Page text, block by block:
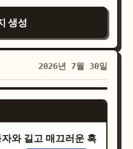
고 문구: FIRE.
라 패널별 명칭을 추
WRAP
STACKED
CUT MEAT &
래피는 대담하고 그
"饮食", 설명 "增添
고 아이콘, 라벨 "保
浪费"; 4) 반짝이는
"美容", 설명 "自然
카드 색상 순서: 연
한 파란색, 연한 레
사실적인 하이키 사진
이션 메이드 셰프입
서서 나무 숟가락으
이 담긴 구리 냄비를
이 모락모락 올라
가 포스터의 중심을
삭한 갈색 비스킷
윤기 나는 루비색
질, 밝은 빨간색의 섬
은 씨앗, 그리고 윤기
로 묘사되어 있습니
" 기린 수박 "이 굵고
씨 폰트로 적혀 있으
기, 크림색 내부 라
구성되어 있습니다.
생성
2026년 7월 30일
GPT IMAGE 2
와 길고 매끄러운 흑